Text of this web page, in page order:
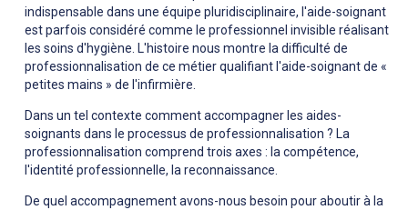
indispensable dans une équipe pluridisciplinaire, l'aide-soignant
est parfois considéré comme le professionnel invisible réalisant
les soins d'hygiène. L'histoire nous montre la difficulté de
professionnalisation de ce métier qualifiant l'aide-soignant de «
petites mains » de l'infirmière.
Dans un tel contexte comment accompagner les aides-
soignants dans le processus de professionnalisation ? La
professionnalisation comprend trois axes : la compétence,
l'identité professionnelle, la reconnaissance.
De quel accompagnement avons-nous besoin pour aboutir à la